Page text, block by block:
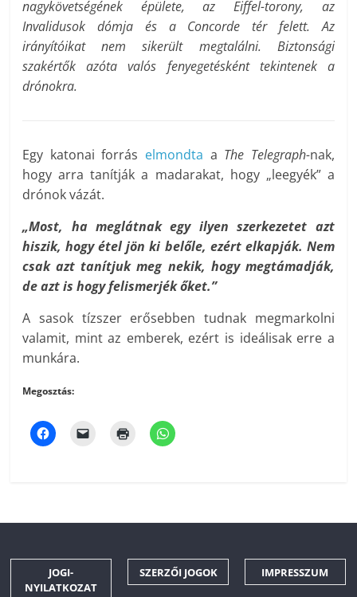
nagykövetségének épülete, az Eiffel-torony, az
Invalidusok dómja és a Concorde tér felett. Az
irányítóikat nem sikerült megtalálni. Biztonsági
szakértők azóta valós fenyegetésként tekintenek a
drónokra.
Egy katonai forrás elmondta a The Telegraph-nak,
hogy arra tanítják a madarakat, hogy „leegyék” a
drónok vázát.
„Most, ha meglátnak egy ilyen szerkezetet azt
hiszik, hogy étel jön ki belőle, ezért elkapják. Nem
csak azt tanítjuk meg nekik, hogy megtámadják,
de azt is hogy felismerjék őket.”
A sasok tízszer erősebben tudnak megmarkolni
valamit, mint az emberek, ezért is ideálisak erre a
munkára.
Megosztás:
JOGI-
NYILATKOZAT
SZERZŐI JOGOK IMPRESSZUM